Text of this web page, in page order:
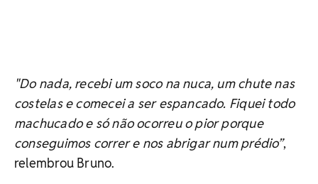
"Do nada, recebi um soco na nuca, um chute nas
costelas e comecei a ser espancado. Fiquei todo
machucado e só não ocorreu o pior porque
conseguimos correr e nos abrigar num prédio”,
relembrou Bruno.